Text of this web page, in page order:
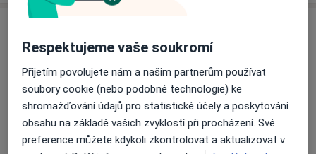
Zlínská 370, Vizovice76312
Přiblížit mapuse otevře v nové záložce
Respektujeme vaše soukromí
Přijetím povolujete nám a našim partnerům používat
soubory cookie (nebo podobné technologie) ke
shromažďování údajů pro statistické účely a poskytování
obsahu na základě vašich zvyklostí při procházení. Své
preference můžete kdykoli zkontrolovat a aktualizovat v